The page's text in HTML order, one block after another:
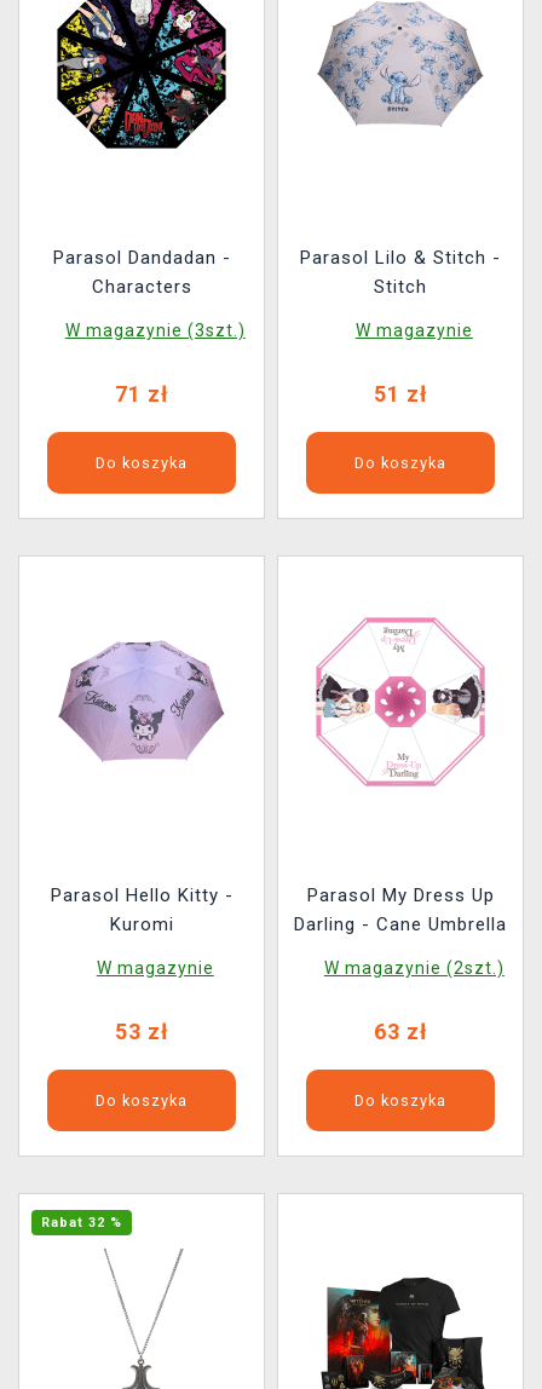
Parasol Dandadan -
Characters
W magazynie (3szt.)
71 zł
Do koszyka
Parasol Lilo & Stitch -
Stitch
W magazynie
51 zł
Do koszyka
Parasol Hello Kitty -
Kuromi
W magazynie
53 zł
Do koszyka
Parasol My Dress Up
Darling - Cane Umbrella
W magazynie (2szt.)
63 zł
Do koszyka
Rabat 32 %